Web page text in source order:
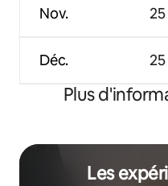
Nov.
Déc.
Plus
Les